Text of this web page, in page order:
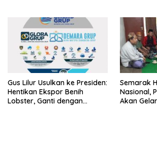
Gus Lilur Usulkan ke Presiden:
Hentikan Ekspor Benih
Lobster, Ganti dengan
Semarak
Nasional,
Akan